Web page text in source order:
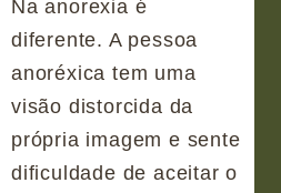
Na anorexia é
diferente. A pessoa
anoréxica tem uma
visão distorcida da
própria imagem e sente
dificuldade de aceitar o